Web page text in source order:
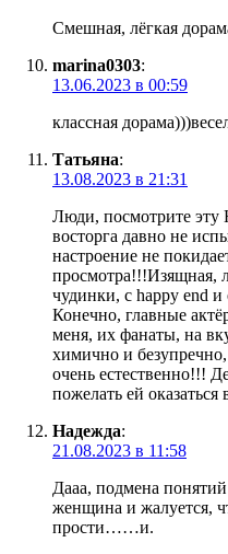
Смешная, лёгкая
marina0303:
13.06.2023 в 00:59
классная
Татьяна:
13.08.2023 в 21:31
Люди, посмотрите
восторга давно не
настроение не
просмотра!!!Изящная,
чудинки, с happy end
Конечно, главные
меня, их фанаты, на
химично и
очень естественно!!!
пожелать ей оказаться
Надежда:
21.08.2023 в 11:58
Дааа, подмена
женщина и жалуется,
прости……и.